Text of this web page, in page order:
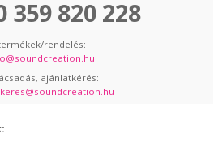
359 820 228
rendelés:
ajánlatkérés: